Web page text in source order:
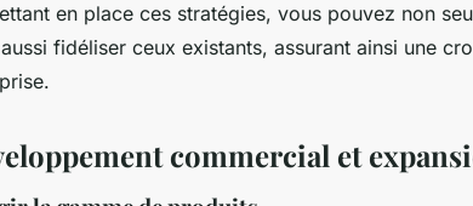
en place ces stratégies, vous pouvez non
fidéliser ceux existants, assurant ainsi une
commercial et